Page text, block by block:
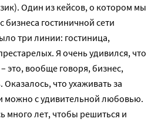
Один из кейсов, о котором мы
бизнеса гостиничной сети
три линии: гостиница,
Я очень удивился, что
это, вообще говоря, бизнес,
что ухаживать за
с удивительной любовью.
много лет, чтобы решиться и